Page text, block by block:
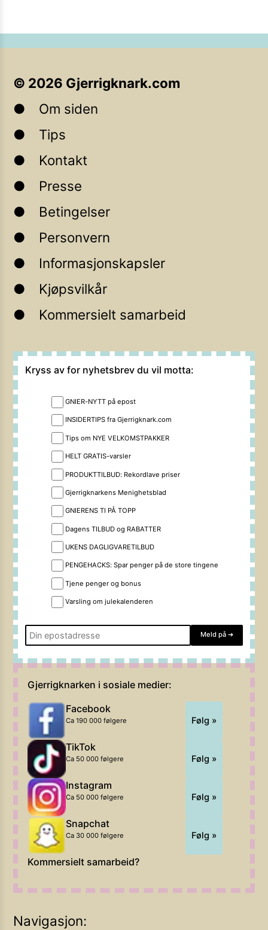
© 2026 Gjerrigknark.com
Om siden
Tips
Kontakt
Presse
Betingelser
Personvern
Informasjonskapsler
Kjøpsvilkår
Kommersielt samarbeid
Kryss av for nyhetsbrev du vil motta:
GNIER-NYTT på epost
INSIDERTIPS fra Gjerrigknark.com
Tips om NYE VELKOMSTPAKKER
HELT GRATIS-varsler
PRODUKTTILBUD: Rekordlave priser
Gjerrigknarkens Menighetsblad
GNIERENS TI PÅ TOPP
Dagens TILBUD og RABATTER
UKENS DAGLIGVARETILBUD
PENGEHACKS: Spar penger på de store tingene
Tjene penger og bonus
Varsling om julekalenderen
Meld på ➔
Gjerrigknarken i sosiale medier:
Facebook
Ca 190 000 følgere Følg »
TikTok
Ca 50 000 følgere Følg »
Instagram
Ca 50 000 følgere Følg »
Snapchat
Ca 30 000 følgere Følg »
Kommersielt samarbeid?
Navigasjon: